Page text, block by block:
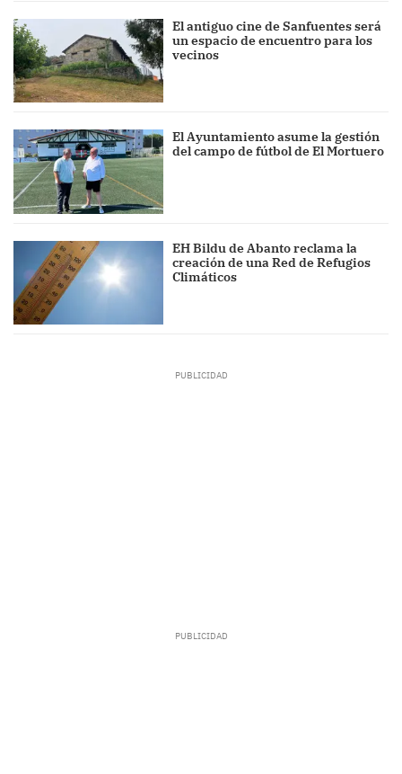
El antiguo cine de Sanfuentes será
un espacio de encuentro para los
vecinos
El Ayuntamiento asume la gestión
del campo de fútbol de El Mortuero
EH Bildu de Abanto reclama la
creación de una Red de Refugios
Climáticos